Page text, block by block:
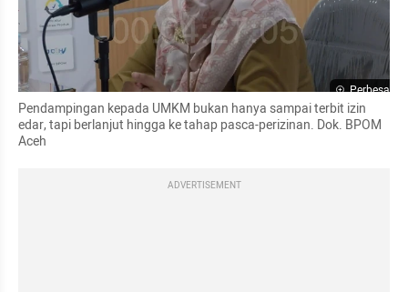
Perbesar
Pendampingan kepada UMKM bukan hanya sampai terbit izin
edar, tapi berlanjut hingga ke tahap pasca-perizinan. Dok. BPOM
Aceh
ADVERTISEMENT